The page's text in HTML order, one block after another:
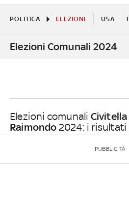
POLITICA ELEZIONI USA
Elezioni Comunali 2024
Elezioni comunali
Raimondo 2024: i risultati
PUBBLICITÀ